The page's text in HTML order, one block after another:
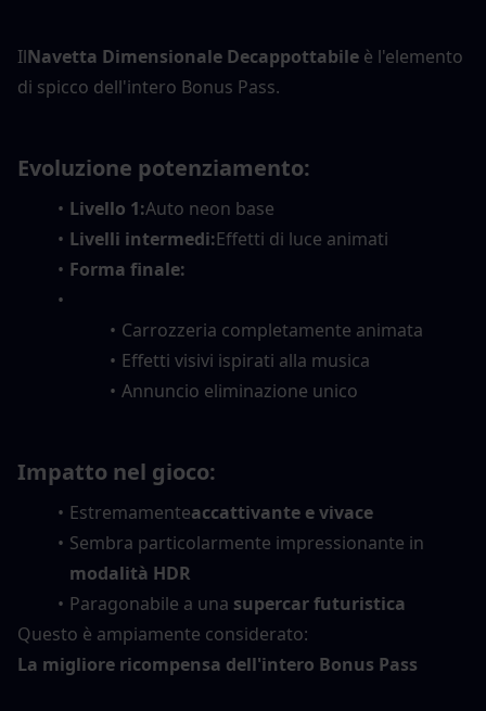
IlNavetta Dimensionale Decappottabile è l'elemento
di spicco dell'intero Bonus Pass.
Evoluzione potenziamento:
Livello 1:Auto neon base
Livelli intermedi:Effetti di luce animati
Forma finale:
Carrozzeria completamente animata
Effetti visivi ispirati alla musica
Annuncio eliminazione unico
Impatto nel gioco:
Estremamenteaccattivante e vivace
modalità HDR
Paragonabile a una supercar futuristica
Questo è ampiamente considerato:
La migliore ricompensa dell'intero Bonus Pass